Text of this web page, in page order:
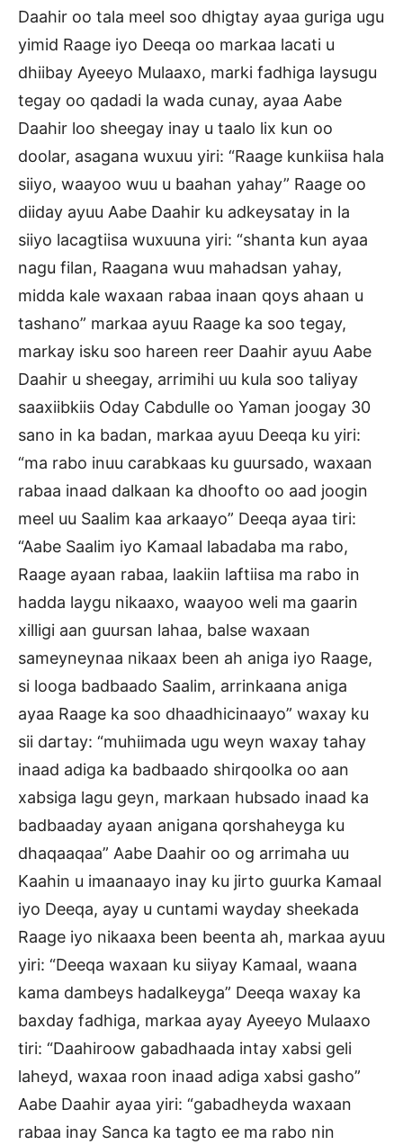
Daahir oo tala meel soo dhigtay ayaa guriga ugu
yimid Raage iyo Deeqa oo markaa lacati u
dhiibay Ayeeyo Mulaaxo, marki fadhiga laysugu
tegay oo qadadi la wada cunay, ayaa Aabe
Daahir loo sheegay inay u taalo lix kun oo
doolar, asagana wuxuu yiri: “Raage kunkiisa hala
siiyo, waayoo wuu u baahan yahay” Raage oo
diiday ayuu Aabe Daahir ku adkeysatay in la
siiyo lacagtiisa wuxuuna yiri: “shanta kun ayaa
nagu filan, Raagana wuu mahadsan yahay,
midda kale waxaan rabaa inaan qoys ahaan u
tashano” markaa ayuu Raage ka soo tegay,
markay isku soo hareen reer Daahir ayuu Aabe
Daahir u sheegay, arrimihi uu kula soo taliyay
saaxiibkiis Oday Cabdulle oo Yaman joogay 30
sano in ka badan, markaa ayuu Deeqa ku yiri:
“ma rabo inuu carabkaas ku guursado, waxaan
rabaa inaad dalkaan ka dhoofto oo aad joogin
meel uu Saalim kaa arkaayo” Deeqa ayaa tiri:
“Aabe Saalim iyo Kamaal labadaba ma rabo,
Raage ayaan rabaa, laakiin laftiisa ma rabo in
hadda laygu nikaaxo, waayoo weli ma gaarin
xilligi aan guursan lahaa, balse waxaan
sameyneynaa nikaax been ah aniga iyo Raage,
si looga badbaado Saalim, arrinkaana aniga
ayaa Raage ka soo dhaadhicinaayo” waxay ku
sii dartay: “muhiimada ugu weyn waxay tahay
inaad adiga ka badbaado shirqoolka oo aan
xabsiga lagu geyn, markaan hubsado inaad ka
badbaaday ayaan anigana qorshaheyga ku
dhaqaaqaa” Aabe Daahir oo og arrimaha uu
Kaahin u imaanaayo inay ku jirto guurka Kamaal
iyo Deeqa, ayay u cuntami wayday sheekada
Raage iyo nikaaxa been beenta ah, markaa ayuu
yiri: “Deeqa waxaan ku siiyay Kamaal, waana
kama dambeys hadalkeyga” Deeqa waxay ka
baxday fadhiga, markaa ayay Ayeeyo Mulaaxo
tiri: “Daahiroow gabadhaada intay xabsi geli
laheyd, waxaa roon inaad adiga xabsi gasho”
Aabe Daahir ayaa yiri: “gabadheyda waxaan
rabaa inay Sanca ka tagto ee ma rabo nin